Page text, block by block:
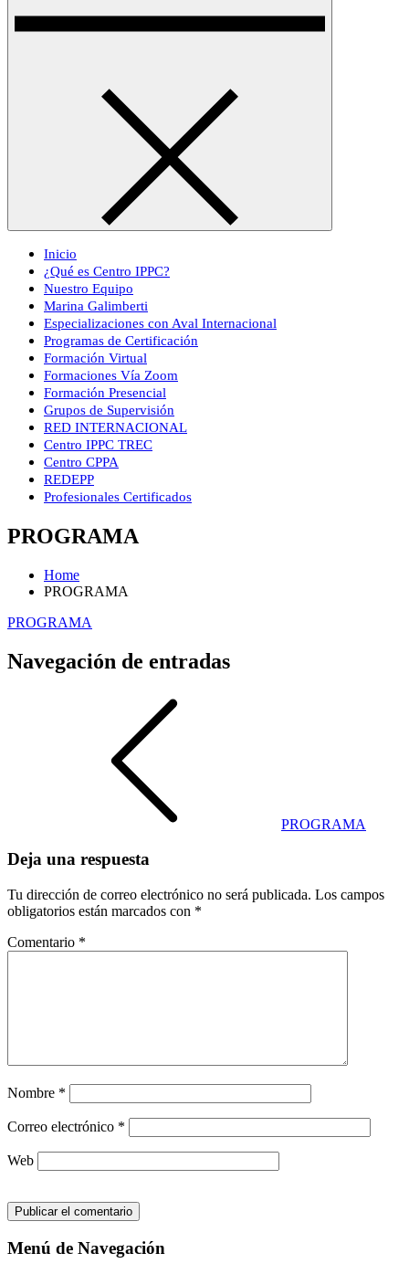
Inicio
¿Qué es Centro IPPC?
Nuestro Equipo
Marina Galimberti
Especializaciones con Aval Internacional
Programas de Certificación
Formación Virtual
Formaciones Vía Zoom
Formación Presencial
Grupos de Supervisión
RED INTERNACIONAL
Centro IPPC TREC
Centro CPPA
REDEPP
Profesionales Certificados
PROGRAMA
Home
PROGRAMA
PROGRAMA
Navegación de entradas
PROGRAMA
Deja una respuesta
Tu dirección de correo electrónico no será publicada. Los campos
obligatorios están marcados con *
Comentario *
Nombre *
Correo electrónico *
Web
Menú de Navegación